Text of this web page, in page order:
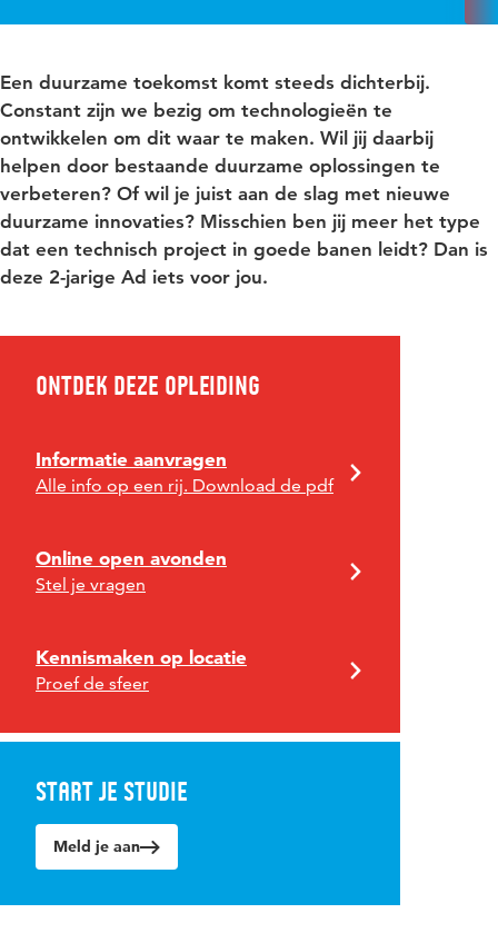
Een duurzame toekomst komt steeds dichterbij.
Constant zijn we bezig om technologieën te
ontwikkelen om dit waar te maken. Wil jij daarbij
helpen door bestaande duurzame oplossingen te
verbeteren? Of wil je juist aan de slag met nieuwe
duurzame innovaties? Misschien ben jij meer het type
dat een technisch project in goede banen leidt? Dan is
deze 2-jarige Ad iets voor jou.
Ontdek deze opleiding
Informatie aanvragen
Alle info op een rij. Download de pdf
Online open avonden
Stel je vragen
Kennismaken op locatie
Proef de sfeer
Start je studie
Meld je aan